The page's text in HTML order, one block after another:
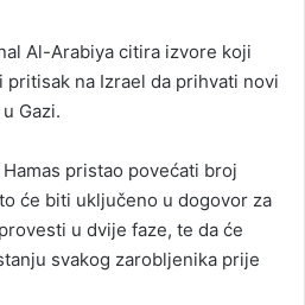
Al-Arabiya citira izvore koji
na Izrael da prihvati novi
Gazi.
pristao povećati broj
će biti uključeno u dogovor za
u dvije faze, te da će
svakog zarobljenika prije